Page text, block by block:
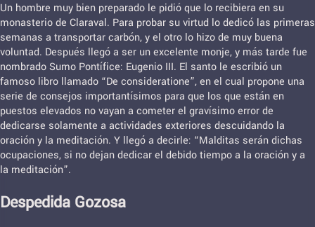
Un hombre muy bien preparado le pidió que lo recibiera en su
monasterio de Claraval. Para probar su virtud lo dedicó las primeras
semanas a transportar carbón, y el otro lo hizo de muy buena
voluntad. Después llegó a ser un excelente monje, y más tarde fue
nombrado Sumo Pontífice: Eugenio III. El santo le escribió un
famoso libro llamado “De consideratione”, en el cual propone una
serie de consejos importantísimos para que los que están en
puestos elevados no vayan a cometer el gravísimo error de
dedicarse solamente a actividades exteriores descuidando la
oración y la meditación. Y llegó a decirle: “Malditas serán dichas
ocupaciones, si no dejan dedicar el debido tiempo a la oración y a
la meditación”.
Despedida Gozosa